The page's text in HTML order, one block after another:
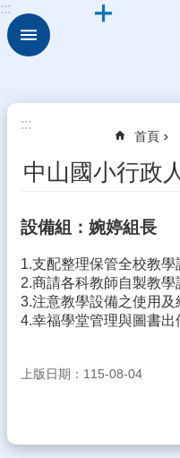
跳到主要內容區塊
進
細
中
山
園
織
校
務
區
:::
:::
首頁
中山國小行政
設備組：婉婷組長
1.支配整理保管全校教學
2.商請各科教師自製教學
3.注意教學設備之使用及
4.幸福學堂管理與圖書出
上版日期：115-08-04